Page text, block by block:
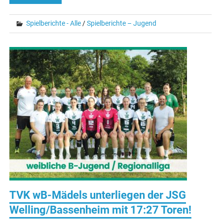
Spielberichte - Alle /Spielberichte – Jugend
TVK wB-Mädels unterliegen der JSG
Welling/Bassenheim mit 17:27 Toren!